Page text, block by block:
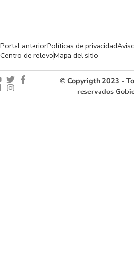
Portal anteriorPolíticas de privacidad
Centro de relevoMapa del sitio
© Copyrigth 2023 -
reservados